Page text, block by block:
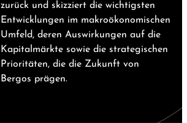
zurück und skizziert die wichtigsten
Entwicklungen im makroökonomischen
Umfeld, deren Auswirkungen auf die
Kapitalmärkte sowie die strategischen
Prioritäten, die die Zukunft von
Bergos prägen.